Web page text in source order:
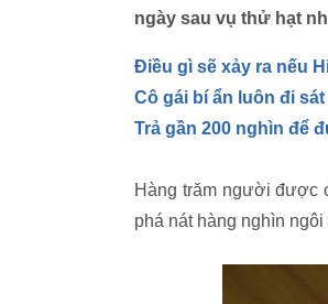
ngày sau vụ thử hạt
Điều gì sẽ xảy ra nếu
Cô gái bí ẩn luôn đi
Trả gần 200 nghìn để
Hàng trăm người được
phá nát hàng nghìn